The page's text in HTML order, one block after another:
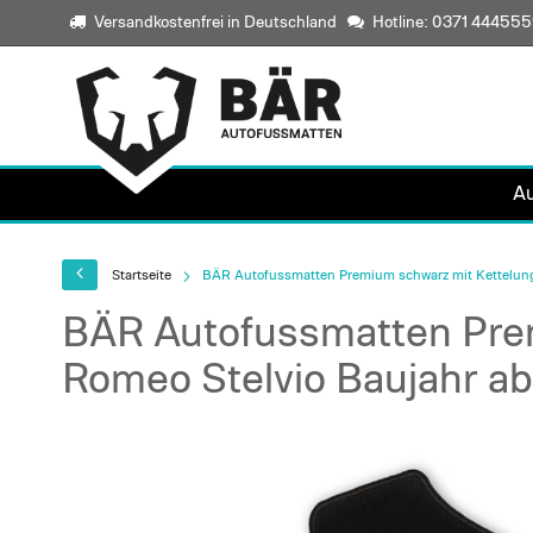
Versandkostenfrei in Deutschland Hotline: 0371
Startseite BÄR Autofussmatten Premium schwarz mit
BÄR Autofussmatten
Romeo Stelvio Baujahr